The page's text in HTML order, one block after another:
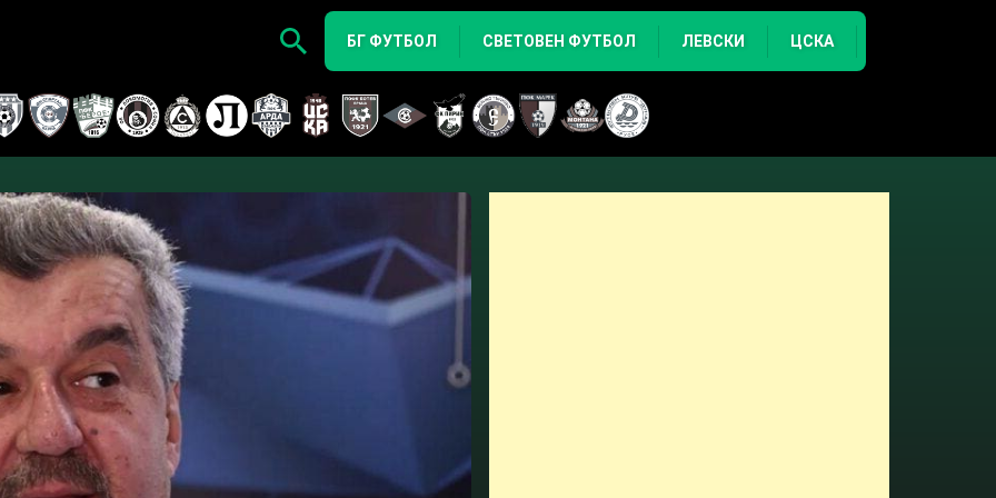
БГ ФУТБОЛ СВЕТОВЕН ФУТБОЛ ЛЕВСКИ ЦСКА